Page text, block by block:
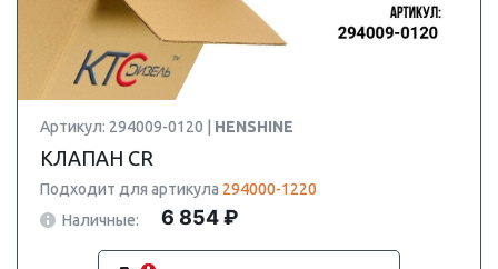
Артикул: 294009-0120 | HENSHINE
КЛАПАН CR
Подходит для артикула 294000-1220
Наличные:
6 854 ₽